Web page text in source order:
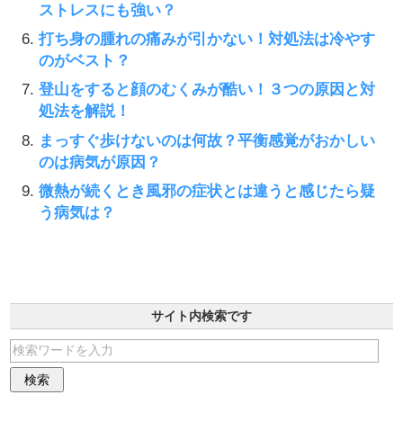
ストレスにも強い？
打ち身の腫れの痛みが引かない！対処法は冷やす
のがベスト？
登山をすると顔のむくみが酷い！３つの原因と対
処法を解説！
まっすぐ歩けないのは何故？平衡感覚がおかしい
のは病気が原因？
微熱が続くとき風邪の症状とは違うと感じたら疑
う病気は？
サイト内検索です